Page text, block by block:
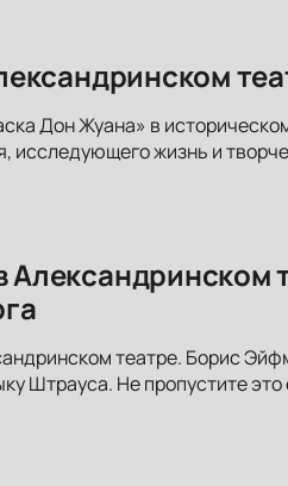
Дон Жуана» в
исследующего жизнь и
театре. Борис
Штрауса. Не пропустите